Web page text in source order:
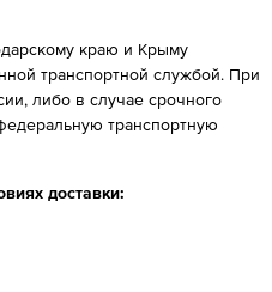
краю и Крыму
транспортной службой. При
либо в случае срочного
транспортную
доставки: